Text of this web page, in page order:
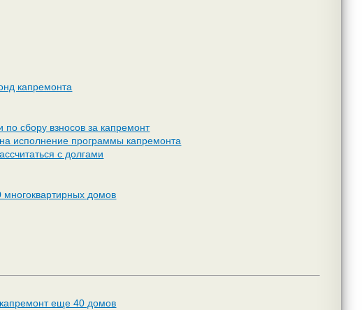
капремонта
по сбору взносов за капремонт
исполнение программы капремонта
с долгами
многоквартирных домов
еще 40 домов